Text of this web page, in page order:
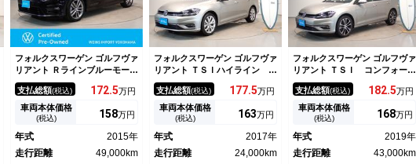
フォルクスワーゲン ゴルフヴァ
リアント Ｒラインブルーモーシ
ョンテクノロジー Ｂｌｕｅｔ
ｏｏｔｈ オートライト スマ
ートキー バックカメラ 前後
ソナー
支払総額(税込) 172.5万円
車両本体価格
(税込) 158万円
年式
2015年
走行距離
49,000km
フォルクスワーゲン ゴルフヴァ
リアント ＴＳＩハイライン バ
ックモニター パワーウィンド
ウ 盗難防止 パワーステアリ
ング アダクティブクルーズ
ナビＴＶ 横滑り防止装置 Ｅ
セグテレビ 記録簿 メモリー
ナビ 衝突被害軽減ブレーキ
支払総額(税込) 177.5万円
車両本体価格
(税込) 163万円
年式
2017年
走行距離
24,000km
フォルクスワーゲン ゴルフヴァ
リアント ＴＳＩ コンフォート
ライン マイスター フルセ
グ ＥＴＣ２．０ インテリキ
ー 記録簿 ＡＢＳ ナビＴ
Ｖ アルミホイール
支払総額(税込) 182.5万円
車両本体価格
(税込) 168万円
年式
2019年
走行距離
43,000km